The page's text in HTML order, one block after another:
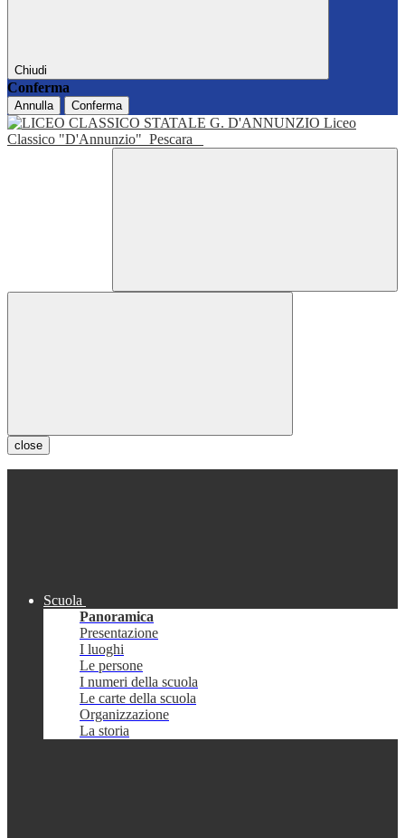
Chiudi
Conferma
Annulla Conferma
Liceo
Classico "D'Annunzio" Pescara
close
Scuola
Panoramica
Presentazione
I luoghi
Le persone
I numeri della scuola
Le carte della scuola
Organizzazione
La storia